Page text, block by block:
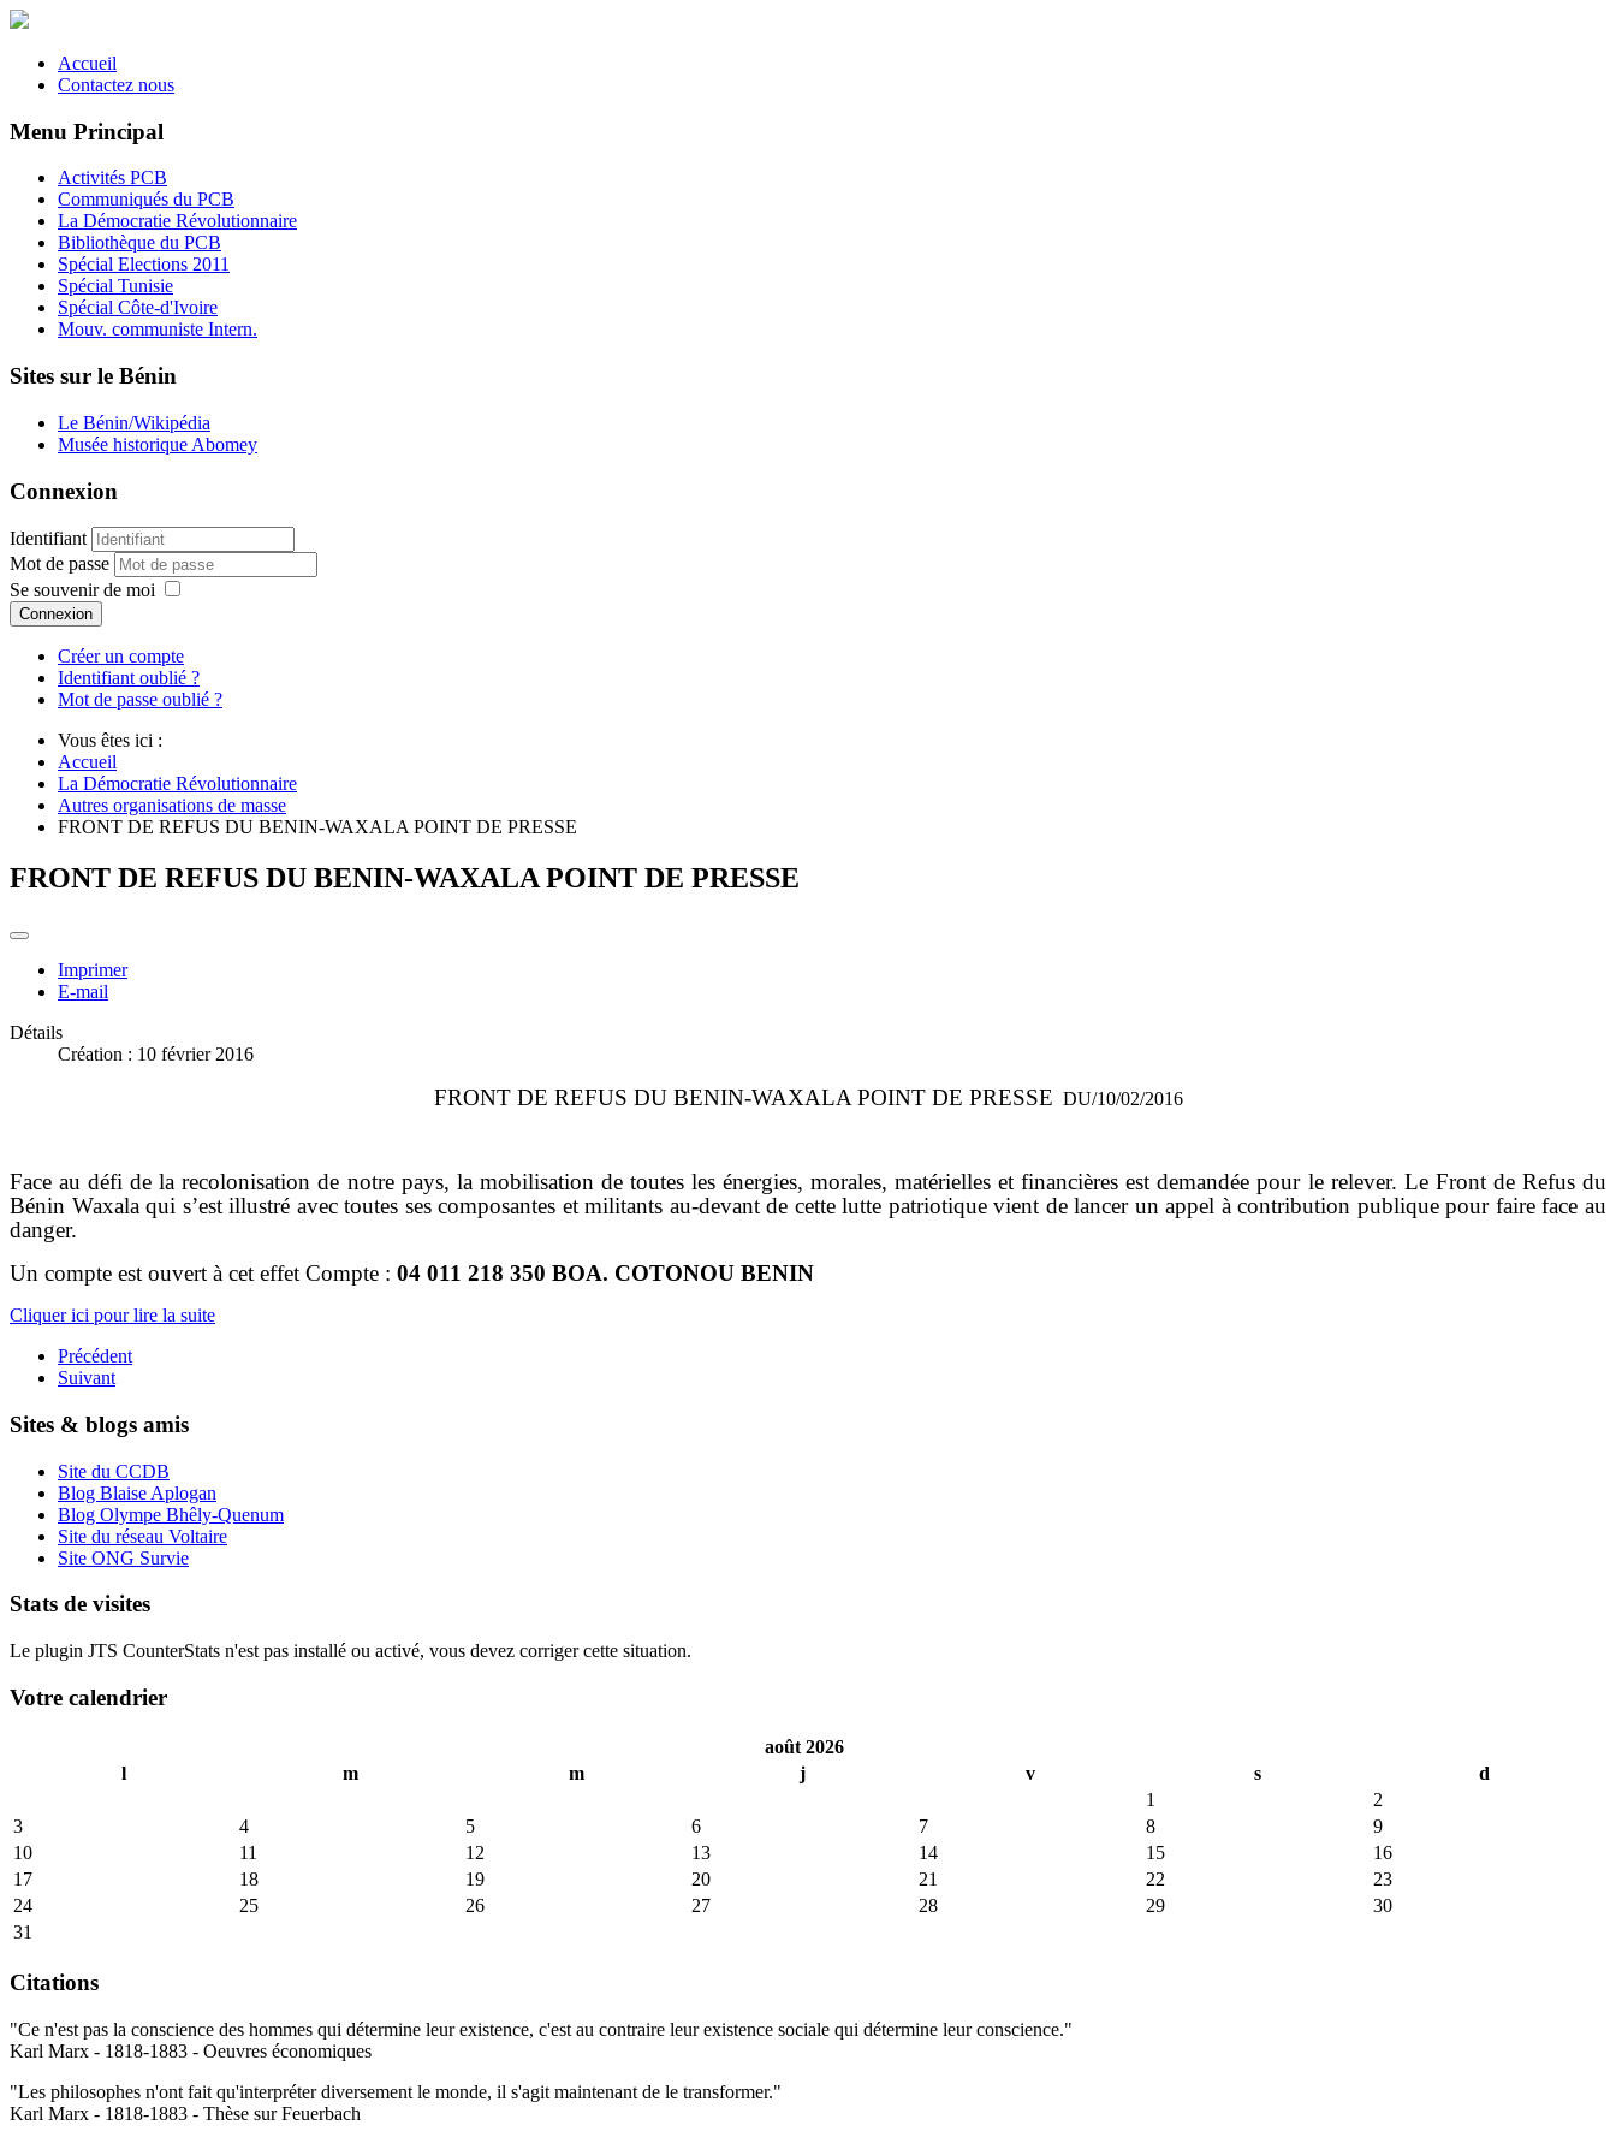
Accueil
Contactez nous
Menu Principal
Activités PCB
Communiqués du PCB
La Démocratie Révolutionnaire
Bibliothèque du PCB
Spécial Elections 2011
Spécial Tunisie
Spécial Côte-d'Ivoire
Mouv. communiste Intern.
Sites sur le Bénin
Le Bénin/Wikipédia
Musée historique Abomey
Connexion
Identifiant
Mot de passe
Se souvenir de moi
Connexion
Créer un compte
Identifiant oublié ?
Mot de passe oublié ?
Vous êtes ici :
Accueil
La Démocratie Révolutionnaire
Autres organisations de masse
FRONT DE REFUS DU BENIN-WAXALA POINT DE PRESSE
FRONT DE REFUS DU BENIN-WAXALA POINT DE PRESSE
Imprimer
E-mail
Détails
Création : 10 février 2016
FRONT DE REFUS DU BENIN-WAXALA POINT DE PRESSE DU/10/02/2016
Face au défi de la recolonisation de notre pays, la mobilisation de toutes les énergies, morales, matérielles et financières est demandée pour le relever. Le Front de Refus du
Bénin Waxala qui s’est illustré avec toutes ses composantes et militants au-devant de cette lutte patriotique vient de lancer un appel à contribution publique pour faire face au
danger.
Un compte est ouvert à cet effet Compte : 04 011 218 350 BOA. COTONOU BENIN
Cliquer ici pour lire la suite
Précédent
Suivant
Sites & blogs amis
Site du CCDB
Blog Blaise Aplogan
Blog Olympe Bhêly-Quenum
Site du réseau Voltaire
Site ONG Survie
Stats de visites
Le plugin JTS CounterStats n'est pas installé ou activé, vous devez corriger cette situation.
Votre calendrier
août 2026
l
m m j v s
d
1
2
3
4 5 6 7 8
9
10
11 12 13 14 15
16
17
18 19 20 21 22
23
24
25 26 27 28 29
30
31
Citations
"Ce n'est pas la conscience des hommes qui détermine leur existence, c'est au contraire leur existence sociale qui détermine leur conscience."
Karl Marx - 1818-1883 - Oeuvres économiques
"Les philosophes n'ont fait qu'interpréter diversement le monde, il s'agit maintenant de le transformer."
Karl Marx - 1818-1883 - Thèse sur Feuerbach